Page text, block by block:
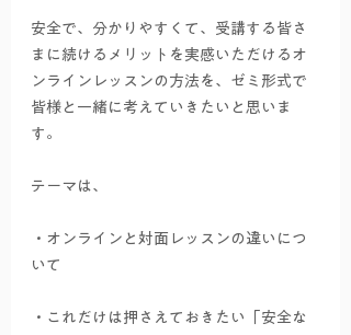
安全で、分かりやすくて、受講する皆さ
まに続けるメリットを実感いただけるオ
ンラインレッスンの方法を、ゼミ形式で
皆様と一緒に考えていきたいと思いま
す。
テーマは、
・オンラインと対面レッスンの違いにつ
いて
・これだけは押さえておきたい「安全な